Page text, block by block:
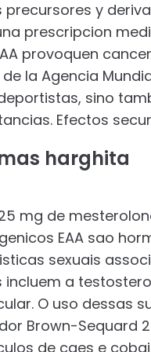
y
prescripcion
provoquen
la Agencia
sino
Efectos
harghita
mg de
EAA sao
sexuais
incluem a
O uso dessas
Brown-Sequard
de caes e